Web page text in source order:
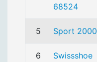
68524
5 Sport 2000
6
Swissshoe